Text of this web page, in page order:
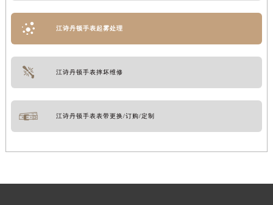
江诗丹顿手表起雾处理
江诗丹顿手表摔坏维修
江诗丹顿手表表带更换/订购/定制